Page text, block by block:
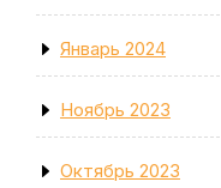
Январь 2024
Ноябрь 2023
Октябрь 2023